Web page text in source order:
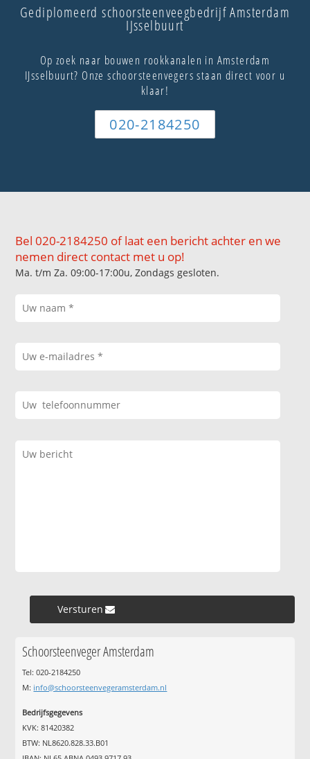
Gediplomeerd schoorsteenveegbedrijf Amsterdam
IJsselbuurt
Op zoek naar bouwen rookkanalen in Amsterdam
IJsselbuurt? Onze schoorsteenvegers staan direct voor u
klaar!
020-2184250
Bel 020-2184250 of laat een bericht achter en we
nemen direct contact met u op!
Ma. t/m Za. 09:00-17:00u, Zondags gesloten.
Versturen »
Schoorsteenveger Amsterdam
Tel: 020-2184250
M: info@schoorsteenvegeramsterdam.nl
Bedrijfsgegevens
KVK: 81420382
BTW: NL8620.828.33.B01